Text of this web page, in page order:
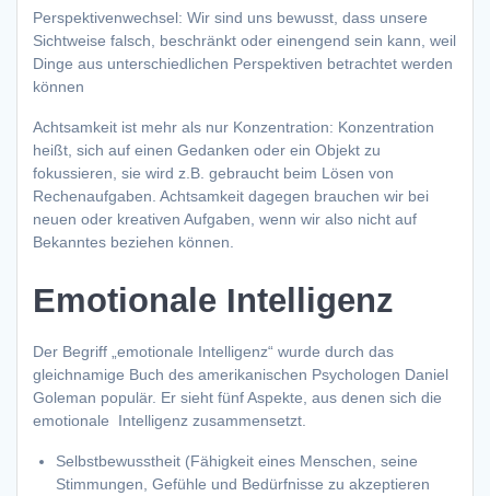
Perspektivenwechsel: Wir sind uns bewusst, dass unsere
Sichtweise falsch, beschränkt oder einengend sein kann, weil
Dinge aus unterschiedlichen Perspektiven betrachtet werden
können
Achtsamkeit ist mehr als nur Konzentration: Konzentration
heißt, sich auf einen Gedanken oder ein Objekt zu
fokussieren, sie wird z.B. gebraucht beim Lösen von
Rechenaufgaben. Achtsamkeit dagegen brauchen wir bei
neuen oder kreativen Aufgaben, wenn wir also nicht auf
Bekanntes beziehen können.
Emotionale Intelligenz
Der Begriff „emotionale Intelligenz“ wurde durch das
gleichnamige Buch des amerikanischen Psychologen Daniel
Goleman populär. Er sieht fünf Aspekte, aus denen sich die
emotionale Intelligenz zusammensetzt.
Selbstbewusstheit (Fähigkeit eines Menschen, seine
Stimmungen, Gefühle und Bedürfnisse zu akzeptieren